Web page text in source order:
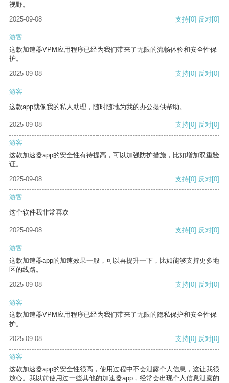
视野。
2025-09-08
支持[0] 反对[0]
游客
这款加速器VPM应用程序已经为我们带来了无限的流畅体验和安全性保
护。
2025-09-08
支持[0] 反对[0]
游客
这款app就像我的私人助理，随时随地为我的办公提供帮助。
2025-09-08 支持[0] 反对[0]
游客
这款加速器app的安全性有待提高，可以加强防护措施，比如增加双重验
证。
2025-09-08
支持[0] 反对[0]
游客
这个软件我非常喜欢
2025-09-08 支持[0] 反对[0]
游客
这款加速器app的加速效果一般，可以再提升一下，比如能够支持更多地
区的线路。
2025-09-08
支持[0] 反对[0]
游客
这款加速器VPM应用程序已经为我们带来了无限的隐私保护和安全性保
护。
2025-09-08
支持[0] 反对[0]
游客
这款加速器app的安全性很高，使用过程中不会泄露个人信息，这让我很
放心。我以前使用过一些其他的加速器app，经常会出现个人信息泄露的